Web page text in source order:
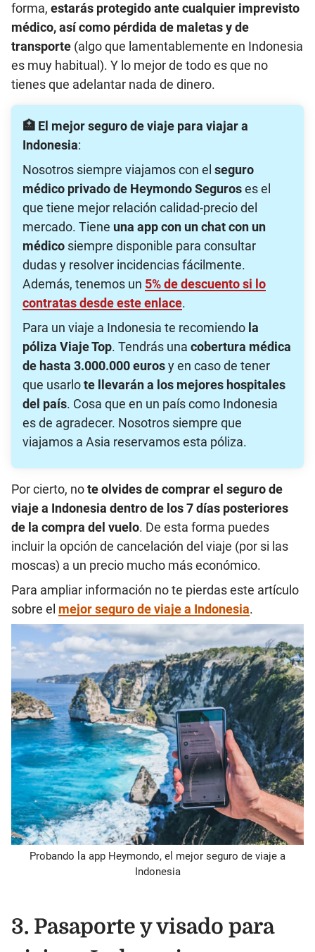
forma, estarás protegido ante cualquier imprevisto
médico, así como pérdida de maletas y de
transporte (algo que lamentablemente en Indonesia
es muy habitual). Y lo mejor de todo es que no
tienes que adelantar nada de dinero.
🏥 El mejor seguro de viaje para viajar a
Indonesia:
Nosotros siempre viajamos con el seguro
médico privado de Heymondo Seguroses el
que tiene mejor relación calidad-precio del
mercado. Tiene una app con un chat con un
médico siempre disponible para consultar
dudas y resolver incidencias fácilmente.
Además, tenemos un 5% de descuento si lo
contratas desde este enlace.
Para un viaje a Indonesia te recomiendo la
póliza Viaje Top. Tendrás una cobertura médica
de hasta 3.000.000 eurosy en caso de tener
que usarlote llevarán a los mejores hospitales
del país. Cosa que en un país como Indonesia
es de agradecer. Nosotros siempre que
viajamos a Asia reservamos esta póliza.
Por cierto, note olvides de comprar el seguro de
viaje a Indonesia dentro de los 7 días posteriores
de la compra del vuelo. De esta forma puedes
incluir la opción de cancelación del viaje (por si las
moscas) a un precio mucho más económico.
Para ampliar información no te pierdas este artículo
sobre el mejor seguro de viaje a Indonesia.
Probando la app Heymondo, el mejor seguro de viaje a
Indonesia
3. Pasaporte y visado para